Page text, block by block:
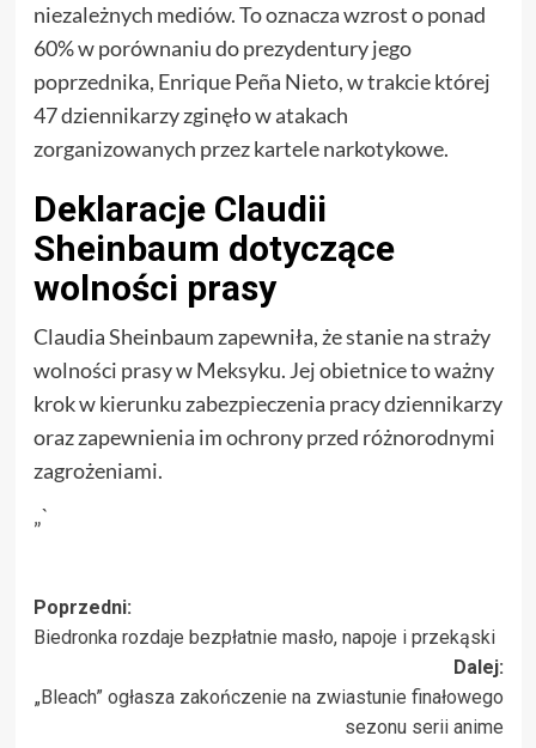
niezależnych mediów. To oznacza wzrost o ponad
60% w porównaniu do prezydentury jego
poprzednika, Enrique Peña Nieto, w trakcie której
47 dziennikarzy zginęło w atakach
zorganizowanych przez kartele narkotykowe.
Deklaracje Claudii
Sheinbaum dotyczące
wolności prasy
Claudia Sheinbaum zapewniła, że stanie na straży
wolności prasy w Meksyku. Jej obietnice to ważny
krok w kierunku zabezpieczenia pracy dziennikarzy
oraz zapewnienia im ochrony przed różnorodnymi
zagrożeniami.
„`
Zobacz
wpisy
Poprzedni:
Biedronka rozdaje bezpłatnie masło, napoje i przekąski
Dalej:
„Bleach” ogłasza zakończenie na zwiastunie finałowego
sezonu serii anime